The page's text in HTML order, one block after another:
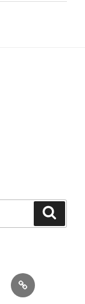
Interview
&